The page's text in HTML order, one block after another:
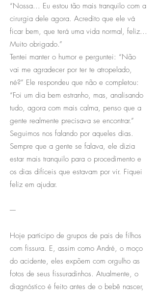
“Nossa... Eu estou tão mais tranquilo com a
cirurgia dele agora. Acredito que ele vá
ficar bem, que terá uma vida normal, feliz...
Muito obrigado.”
Tentei manter o humor e perguntei: “Não
vai me agradecer por ter te atropelado,
né?” Ele respondeu que não e completou:
“Foi um dia bem estranho, mas, analisando
tudo, agora com mais calma, penso que a
gente realmente precisava se encontrar.”
Seguimos nos falando por aqueles dias.
Sempre que a gente se falava, ele dizia
estar mais tranquilo para o procedimento e
os dias difíceis que estavam por vir. Fiquei
feliz em ajudar.
----
Hoje participo de grupos de pais de filhos
com fissura. E, assim como André, o moço
do acidente, eles expõem com orgulho as
fotos de seus fissuradinhos. Atualmente, o
diagnóstico é feito antes de o bebê nascer,